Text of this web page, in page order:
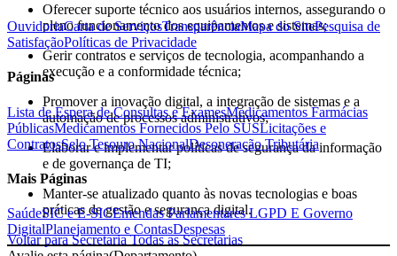
Oferecer suporte técnico aos usuários internos, assegurando o
pleno funcionamento dos equipamentos e sistemas;
Gerir contratos e serviços de tecnologia, acompanhando a
execução e a conformidade técnica;
Promover a inovação digital, a integração de sistemas e a
automação de processos administrativos;
Elaborar e implementar políticas de segurança da informação
e de governança de TI;
Manter-se atualizado quanto às novas tecnologias e boas
práticas de gestão e segurança digital.
Voltar para SecretariaTodas as Secretarias
OuvidoriaCarta de ServiçosTransparênciaMapa do SitePesquisa de
SatisfaçãoPolíticas de Privacidade
Páginas
Lista de Espera de Consultas e ExamesMedicamentos Farmácias
PúblicasMedicamentos Fornecidos Pelo SUSLicitações e
ContratosSelo Tesouro NacionalDesoneração Tributária
Mais Páginas
SaúdeSIC e E-SICEmendas ParlamentaresLGPD E Governo
DigitalPlanejamento e ContasDespesas